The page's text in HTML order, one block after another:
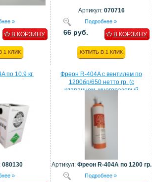
»
В КОРЗИНУ
1 КЛИК
Артикул: 070716
Подробнее »
66 руб. В КОРЗИНУ
КУПИТЬ В 1 КЛИК
по 10,9 кг.
080130
»
Фреон R-404A с вентилем по
1200бр/650 нетто гр. (с
клапанном, многоразовый
балон)
Артикул: Фреон R-404A по 1200 гр.
Подробнее »